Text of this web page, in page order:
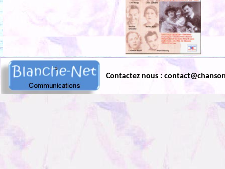
Contactez nous :